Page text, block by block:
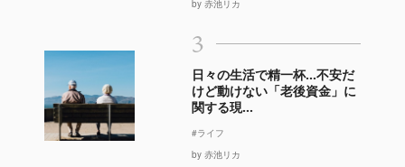
by 赤池リカ
3
日々の生活で精一杯…不安だ
けど動けない「老後資金」に
関する現...
#ライフ
by 赤池リカ